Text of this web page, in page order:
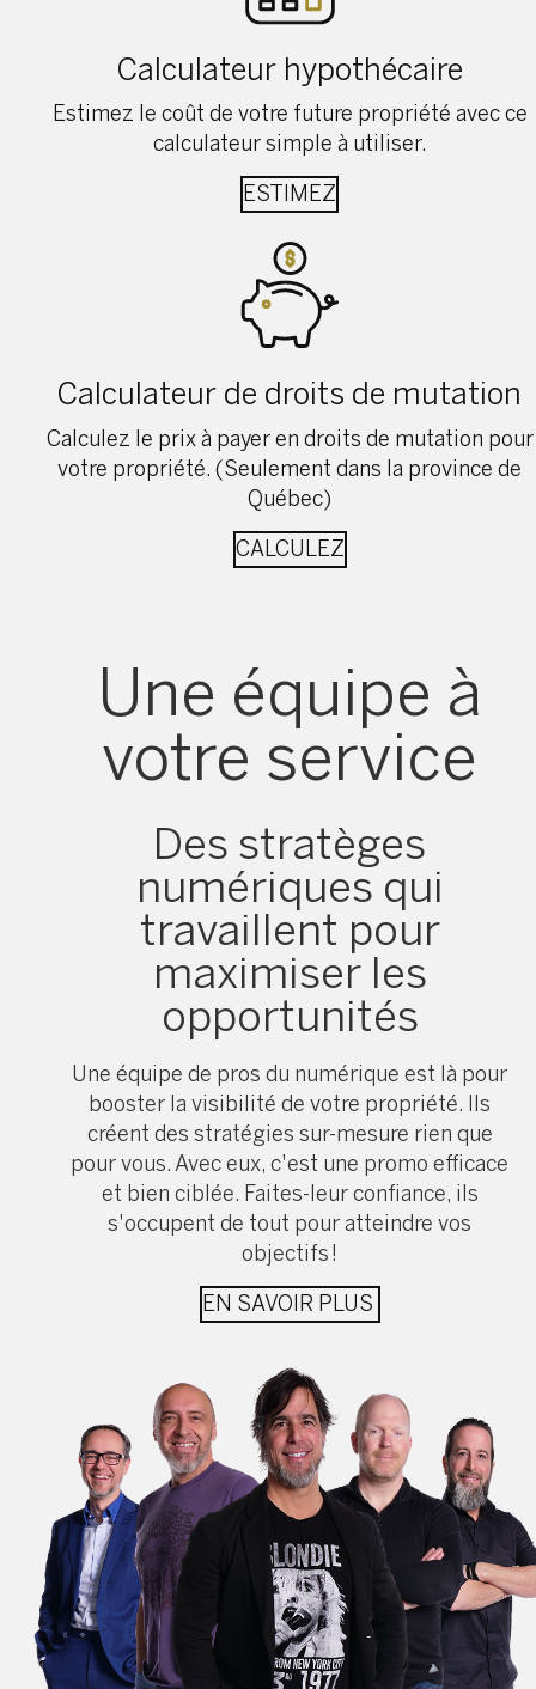
Calculateur hypothécaire
Estimez le coût de votre future propriété avec ce
calculateur simple à utiliser.
ESTIMEZ
Calculateur de droits de mutation
Calculez le prix à payer en droits de mutation pour
votre propriété. (Seulement dans la province de
Québec)
CALCULEZ
Une équipe à
votre service
Des stratèges
numériques qui
travaillent pour
maximiser les
opportunités
Une équipe de pros du numérique est là pour
booster la visibilité de votre propriété. Ils
créent des stratégies sur-mesure rien que
pour vous. Avec eux, c'est une promo efficace
et bien ciblée. Faites-leur confiance, ils
s'occupent de tout pour atteindre vos
objectifs !
EN SAVOIR PLUS